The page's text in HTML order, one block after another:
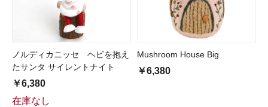
ノルディカニッセ ヘビを抱え
たサンタ サイレントナイト
￥6,380
在庫なし
Mushroom House Big
￥6,380